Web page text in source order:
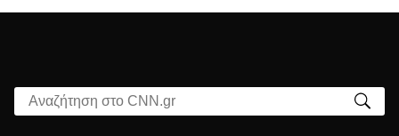
Αναζήτηση στο CNN.gr